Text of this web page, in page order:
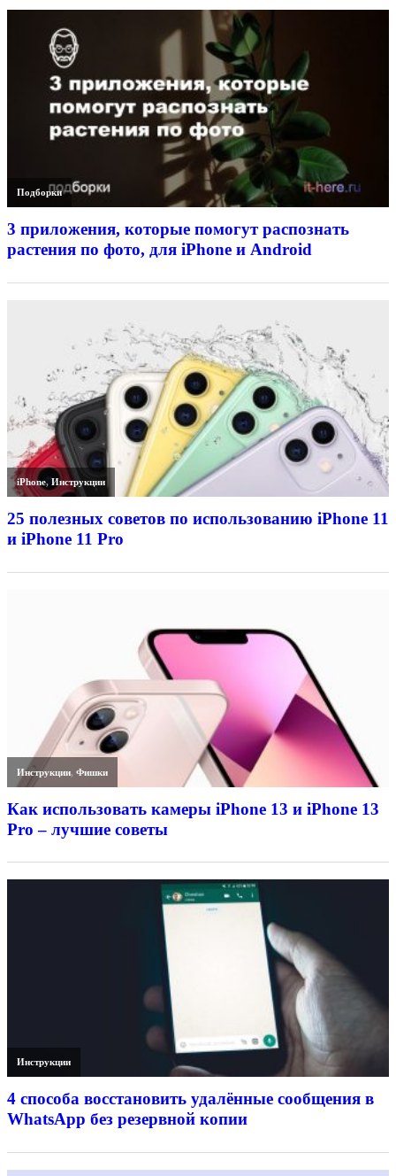
Подборки
3 приложения, которые помогут распознать
растения по фото, для iPhone и Android
iPhone,Инструкции
25 полезных советов по использованию iPhone 11
и iPhone 11 Pro
Инструкции,Фишки
Как использовать камеры iPhone 13 и iPhone 13
Pro – лучшие советы
Инструкции
4 способа восстановить удалённые сообщения в
WhatsApp без резервной копии